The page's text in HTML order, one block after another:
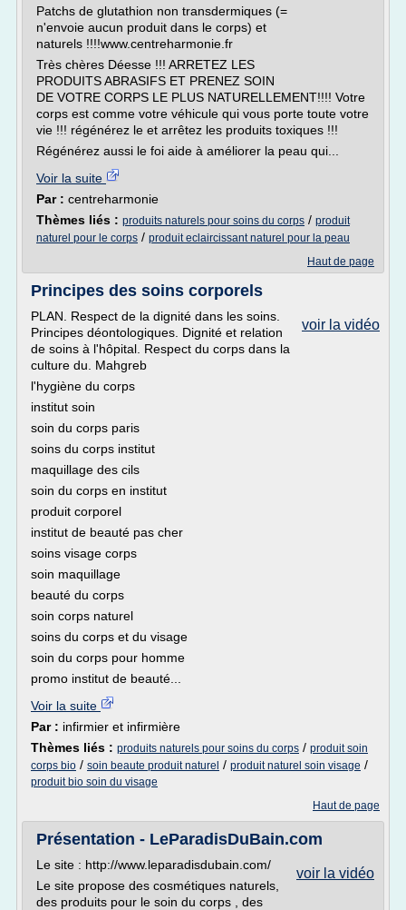
Patchs de glutathion non transdermiques (=
n'envoie aucun produit dans le corps) et
naturels !!!!www.centreharmonie.fr
Très chères Déesse !!! ARRETEZ LES
PRODUITS ABRASIFS ET PRENEZ SOIN
DE VOTRE CORPS LE PLUS NATURELLEMENT!!!! Votre
corps est comme votre véhicule qui vous porte toute votre
vie !!! régénérez le et arrêtez les produits toxiques !!!
Régénérez aussi le foi aide à améliorer la peau qui...
Voir la suite
Par : centreharmonie
Thèmes liés : produits naturels pour soins du corps / produit
naturel pour le corps / produit eclaircissant naturel pour la peau
Haut de page
Principes des soins corporels
voir la vidéo
PLAN. Respect de la dignité dans les soins.
Principes déontologiques. Dignité et relation
de soins à l'hôpital. Respect du corps dans la
culture du. Mahgreb
l'hygiène du corps
institut soin
soin du corps paris
soins du corps institut
maquillage des cils
soin du corps en institut
produit corporel
institut de beauté pas cher
soins visage corps
soin maquillage
beauté du corps
soin corps naturel
soins du corps et du visage
soin du corps pour homme
promo institut de beauté...
Voir la suite
Par : infirmier et infirmière
Thèmes liés : produits naturels pour soins du corps / produit soin
corps bio / soin beaute produit naturel / produit naturel soin visage /
produit bio soin du visage
Haut de page
Présentation - LeParadisDuBain.com
voir la vidéo
Le site : http://www.leparadisdubain.com/
Le site propose des cosmétiques naturels,
des produits pour le soin du corps , des